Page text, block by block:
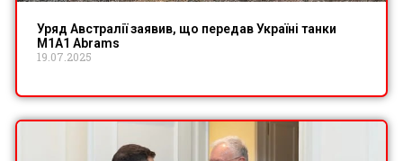
Уряд Австралії заявив, що передав Україні танки
M1A1 Abrams
19.07.2025